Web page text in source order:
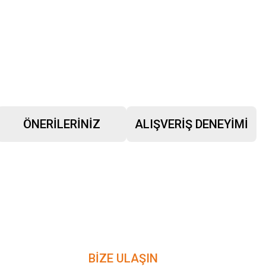
ÖNERILERINIZ ALIŞVERIŞ DENEYIMI
BİZE ULAŞIN